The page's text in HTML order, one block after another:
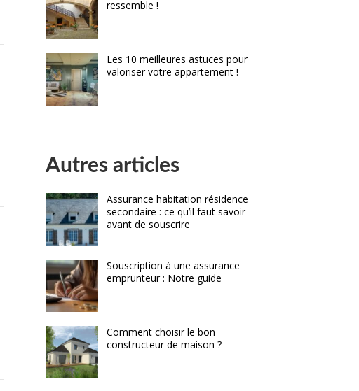
ressemble !
Les 10 meilleures astuces pour
valoriser votre appartement !
Autres articles
Assurance habitation résidence
secondaire : ce qu’il faut savoir
avant de souscrire
Souscription à une assurance
emprunteur : Notre guide
Comment choisir le bon
constructeur de maison ?